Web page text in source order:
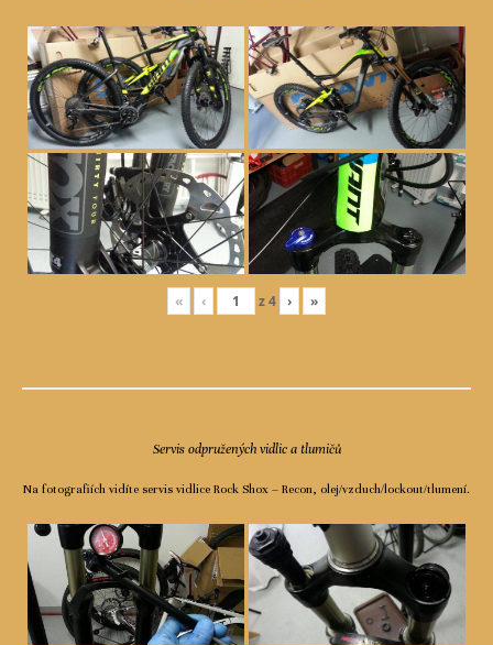
« ‹ z4 › »
Servis odpružených vidlic a tlumičů
Na fotografiích vidíte servis vidlice Rock Shox – Recon, olej/vzduch/lockout/tlumení.